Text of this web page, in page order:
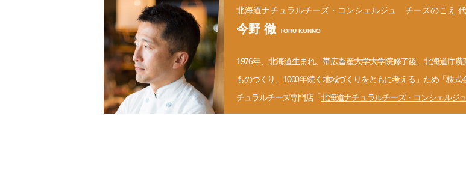
北海道ナチュラルチーズ・コンシェルジュ チーズのこえ
今野 徹 TORU KONNO
1976年、北海道生まれ。帯広畜産大学大学院修了後、北海道庁
ものづくり、1000年続く地域づくりをともに考える」ため「株
チュラルチーズ専門店「北海道ナチュラルチーズ・コンシェルジ